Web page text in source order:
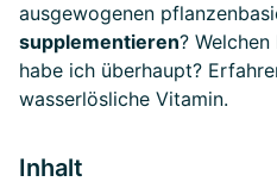
ausgewogenen
supplementieren? Welchen
habe ich überhaupt?
wasserlösliche Vitamin.
Inhalt